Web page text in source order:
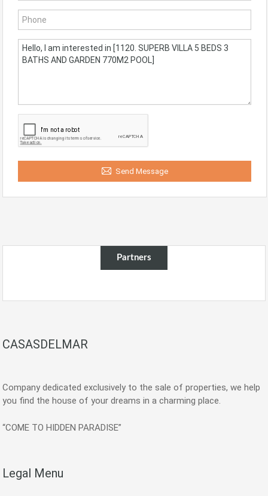
Send Message
Partners
CASASDELMAR
Company dedicated exclusively to the sale of properties, we help
you find the house of your dreams in a charming place.
“COME TO HIDDEN PARADISE”
Legal Menu